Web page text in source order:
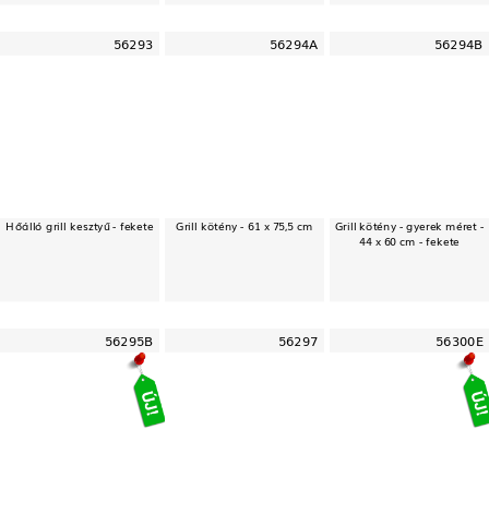
56293
Hőálló grill kesztyű - fekete
56294A
Grill kötény - 61 x 75,5 cm
56294B
Grill kötény - gyerek méret -
44 x 60 cm - fekete
56295B 56297 56300E